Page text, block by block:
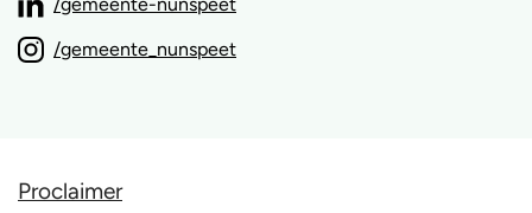
/gemeente_nunspeet
Proclaimer